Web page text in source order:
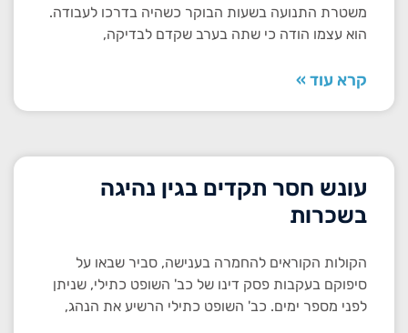
משטרת התנועה בשעות הבוקר כשהיה בדרכו לעבודה.
הוא עצמו הודה כי שתה בערב שקדם לבדיקה,
קרא עוד »
עונש חסר תקדים בגין נהיגה
בשכרות
הקולות הקוראים להחמרה בענישה, סביר שבאו על
סיפוקם בעקבות פסק דינו של כב' השופט כתילי, שניתן
לפני מספר ימים. כב' השופט כתילי הרשיע את הנהג,